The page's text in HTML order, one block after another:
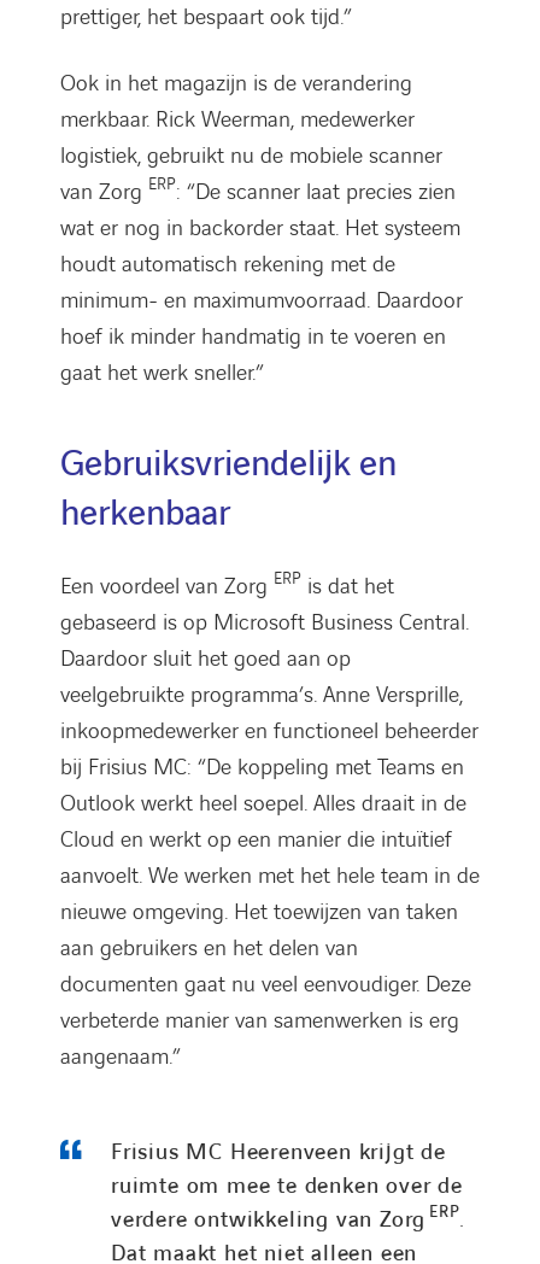
prettiger, het bespaart ook tijd.”
Ook in het magazijn is de verandering
merkbaar. Rick Weerman, medewerker
logistiek, gebruikt nu de mobiele scanner
van Zorg ERP: “De scanner laat precies zien
wat er nog in backorder staat. Het systeem
houdt automatisch rekening met de
minimum- en maximumvoorraad. Daardoor
hoef ik minder handmatig in te voeren en
gaat het werk sneller.”
Gebruiksvriendelijk en
herkenbaar
Een voordeel van Zorg ERP is dat het
gebaseerd is op Microsoft Business Central.
Daardoor sluit het goed aan op
veelgebruikte programma’s. Anne Versprille,
inkoopmedewerker en functioneel beheerder
bij Frisius MC: “De koppeling met Teams en
Outlook werkt heel soepel. Alles draait in de
Cloud en werkt op een manier die intuïtief
aanvoelt. We werken met het hele team in de
nieuwe omgeving. Het toewijzen van taken
aan gebruikers en het delen van
documenten gaat nu veel eenvoudiger. Deze
verbeterde manier van samenwerken is erg
aangenaam.”
Frisius MC Heerenveen krijgt de
ruimte om mee te denken over de
verdere ontwikkeling van Zorg ERP.
Dat maakt het niet alleen een